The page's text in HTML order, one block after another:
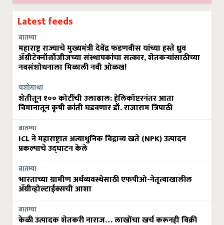
Latest feeds
बातम्या
महाराष्ट्र राज्याचे मुख्यमंत्री देवेंद्र फडणवीस यांच्या हस्ते ध्रुव
ॲग्रीटेक्नॉलॉजीजच्या संस्थापकांचा सत्कार, शेतकऱ्यांसाठीच्या
नवसंशोधनाला मिळाली नवी ओळख!
यशोगाथा
शेतीतून १०० कोटींची उलाढाल: हेलिकॉप्टरनंतर आता
विमानातून कृषी क्रांती घडवणार डॉ. राजाराम त्रिपाठी
बातम्या
ICL ने महाराष्ट्रात अत्याधुनिक विद्राव्य खते (NPK) उत्पादन
प्रकल्पाचे उद्घाटन केले
बातम्या
भारताच्या ग्रामीण अर्थव्यवस्थेसाठी एफपीओ-नेतृत्वाखालील
अ‍ॅग्रीव्होल्टाईक्सची आशा
बातम्या
केळी उत्पादक शेतकरी नाराज… लाखोंचा खर्च करूनही विक्री